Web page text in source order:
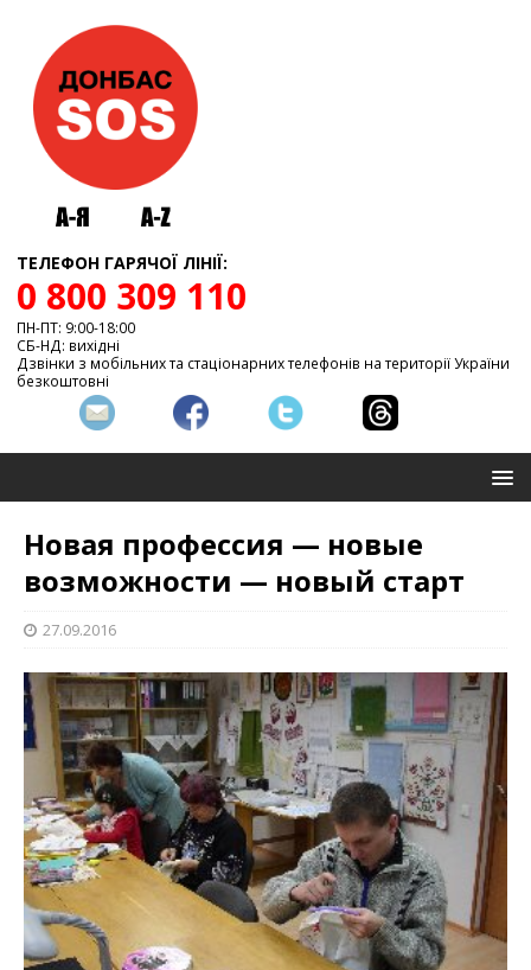
ТЕЛЕФОН ГАРЯЧОЇ ЛІНІЇ:
0 800 309 110
ПН-ПТ: 9:00-18:00
СБ-НД: вихідні
Дзвінки з мобільних та стаціонарних телефонів на території України
безкоштовні
Новая профессия — новые
возможности — новый старт
27.09.2016